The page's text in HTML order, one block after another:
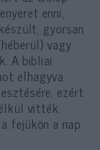
enni,
gyorsan
vagy
A bibliai
elhagyva
ezért
vitték
fejükön a nap